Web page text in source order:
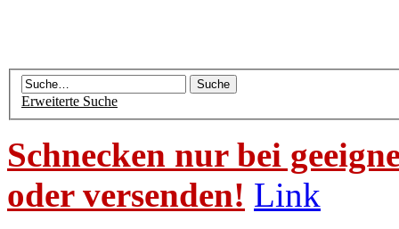
Erweiterte Suche
Schnecken nur bei
oder versenden! Link